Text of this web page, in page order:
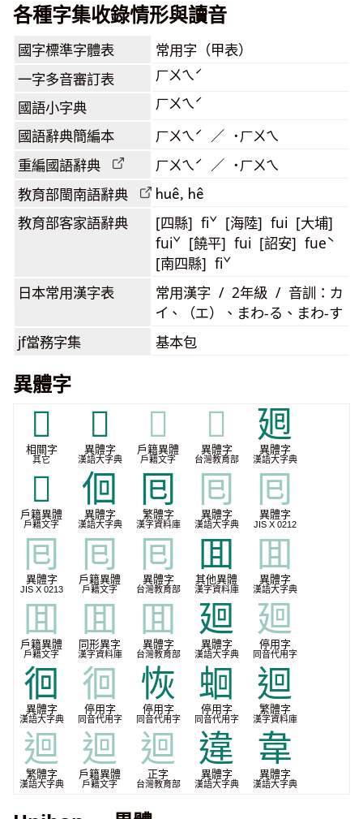
各種字集收錄情形與讀音
國字標準字體表 常用字（甲表）
一字多音審訂表 ㄏㄨㄟˊ
國語小字典 ㄏㄨㄟˊ
國語辭典簡編本 ㄏㄨㄟˊ ／ ˙ㄏㄨㄟ
重編國語辭典 ㄏㄨㄟˊ ／ ˙ㄏㄨㄟ
教育部閩南語辭典 huê, hê
教育部客家語辭典
[四縣] fiˇ [海陸] fui [大埔]
fuiˇ [饒平] fui [詔安] fueˋ
[南四縣] fiˇ
日本常用漢字表
常用漢字 / 2年級 / 音訓：カ
イ、（エ）、まわ-る、まわ-す
jf當務字集 基本包
異體字
𠚃
相關字
其它
𡇌
異體字
漢語大字典
𡇌
戶籍異體
戶籍文字
𡇌
異體字
台灣教育部
𢌞
異體字
漢語大字典
𩶠
戶籍異體
戶籍文字
佪
異體字
漢語大字典
囘
繁體字
漢字資料庫
囘
異體字
漢語大字典
囘
異體字
JIS X 0212
囘
異體字
JIS X 0213
囘
戶籍異體
戶籍文字
囘
異體字
台灣教育部
囬
其他異體
漢字資料庫
囬
異體字
漢語大字典
囬
戶籍異體
戶籍文字
囬
同形異字
漢字資料庫
囬
異體字
台灣教育部
廻
異體字
漢語大字典
廻
停用字
同音代用字
徊
異體字
漢語大字典
徊
停用字
同音代用字
恢
停用字
同音代用字
蛔
停用字
同音代用字
迴
繁體字
漢字資料庫
迴
繁體字
漢語大字典
迴
戶籍異體
戶籍文字
迴
正字
台灣教育部
違
異體字
漢語大字典
韋
異體字
漢語大字典